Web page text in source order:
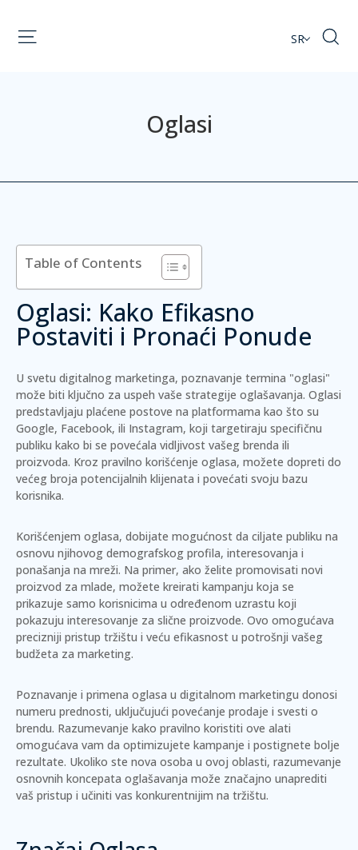
SR
Oglasi
Table of Contents
Oglasi: Kako Efikasno
Postaviti i Pronaći Ponude
U svetu digitalnog marketinga, poznavanje termina "oglasi"
može biti ključno za uspeh vaše strategije oglašavanja. Oglasi
predstavljaju plaćene postove na platformama kao što su
Google, Facebook, ili Instagram, koji targetiraju specifičnu
publiku kako bi se povećala vidljivost vašeg brenda ili
proizvoda. Kroz pravilno korišćenje oglasa, možete dopreti do
većeg broja potencijalnih klijenata i povećati svoju bazu
korisnika.
Korišćenjem oglasa, dobijate mogućnost da ciljate publiku na
osnovu njihovog demografskog profila, interesovanja i
ponašanja na mreži. Na primer, ako želite promovisati novi
proizvod za mlade, možete kreirati kampanju koja se
prikazuje samo korisnicima u određenom uzrastu koji
pokazuju interesovanje za slične proizvode. Ovo omogućava
precizniji pristup tržištu i veću efikasnost u potrošnji vašeg
budžeta za marketing.
Poznavanje i primena oglasa u digitalnom marketingu donosi
numeru prednosti, uključujući povećanje prodaje i svesti o
brendu. Razumevanje kako pravilno koristiti ove alati
omogućava vam da optimizujete kampanje i postignete bolje
rezultate. Ukoliko ste nova osoba u ovoj oblasti, razumevanje
osnovnih koncepata oglašavanja može značajno unaprediti
vaš pristup i učiniti vas konkurentnijim na tržištu.